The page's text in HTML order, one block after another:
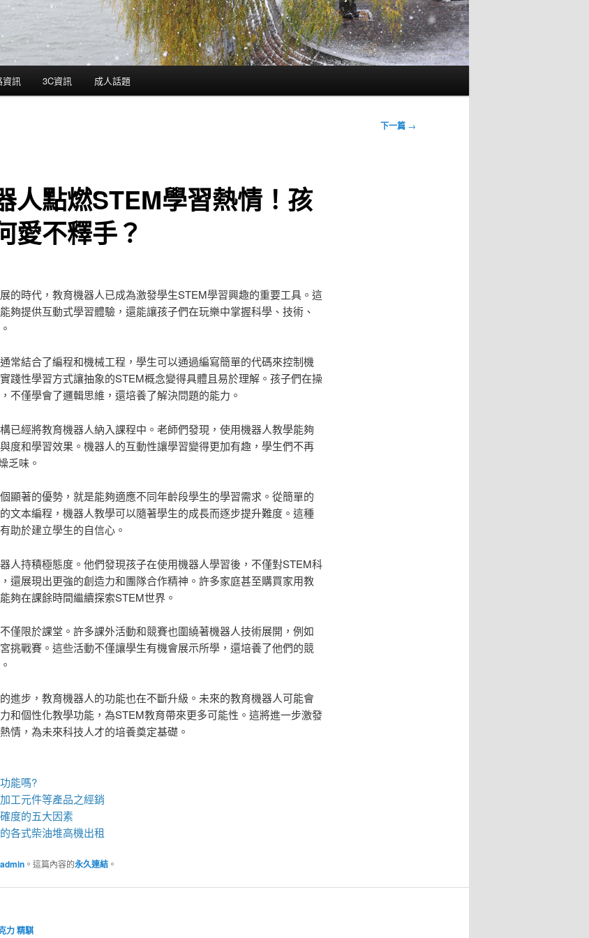
資訊 3C資訊 成人話題
下一篇 →
人點燃STEM學習熱情！孩
愛不釋手？
的時代，教育機器人已成為激發學生STEM學習興趣的重要工具。這
夠提供互動式學習體驗，還能讓孩子們在玩樂中掌握科學、技術、
常結合了編程和機械工程，學生可以通過編寫簡單的代碼來控制機
踐性學習方式讓抽象的STEM概念變得具體且易於理解。孩子們在操
不僅學會了邏輯思維，還培養了解決問題的能力。
已經將教育機器人納入課程中。老師們發現，使用機器人教學能夠
度和學習效果。機器人的互動性讓學習變得更加有趣，學生們不再
乏味。
顯著的優勢，就是能夠適應不同年齡段學生的學習需求。從簡單的
文本編程，機器人教學可以隨著學生的成長而逐步提升難度。這種
助於建立學生的自信心。
人持積極態度。他們發現孩子在使用機器人學習後，不僅對STEM科
還展現出更強的創造力和團隊合作精神。許多家庭甚至購買家用教
夠在課餘時間繼續探索STEM世界。
僅限於課堂。許多課外活動和競賽也圍繞著機器人技術展開，例如
挑戰賽。這些活動不僅讓學生有機會展示所學，還培養了他們的競
進步，教育機器人的功能也在不斷升級。未來的教育機器人可能會
和個性化教學功能，為STEM教育帶來更多可能性。這將進一步激發
情，為未來科技人才的培養奠定基礎。
能嗎?
工元件等產品之經銷
度的五大因素
各式柴油堆高機出租
admin。這篇內容的永久連結。
力精騏